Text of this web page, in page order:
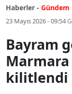
Haberler - Gündem
23 Mayıs 2026 - 09:54
Bayram
kilitlendi